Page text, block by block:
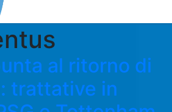
al ritorno di
trattative in